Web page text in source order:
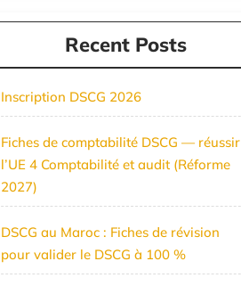
Recent Posts
Inscription DSCG 2026
Fiches de comptabilité DSCG — réussir
l’UE 4 Comptabilité et audit (Réforme
2027)
DSCG au Maroc : Fiches de révision
pour valider le DSCG à 100 %